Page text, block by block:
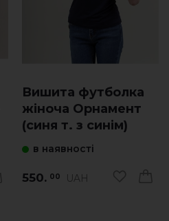
Вишита футболка
жіноча Орнамент
(синя т. з синім)
в наявності
550. 00 UAH